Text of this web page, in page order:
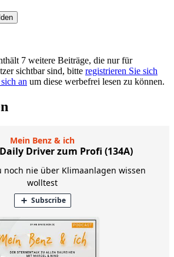
7 weitere Beiträge, die nur für
sichtbar sind, bitte registrieren Sie sich
an um diese werbefrei lesen zu können.